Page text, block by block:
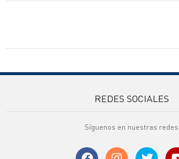
REDES SOCIALES
Síguenos en nuestras redes